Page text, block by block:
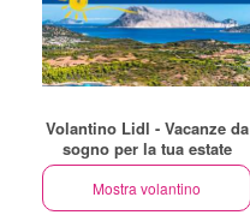
Volantino Lidl - Vacanze da
sogno per la tua estate
Mostra volantino